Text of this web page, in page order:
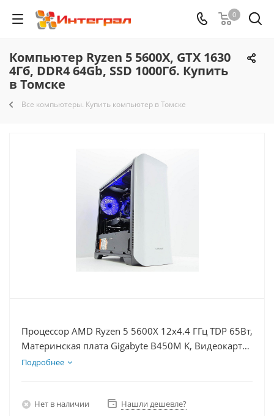
0
Компьютер Ryzen 5 5600X, GTX 1630
4Гб, DDR4 64Gb, SSD 1000Гб. Купить
в Томске
Все компьютеры. Купить компьютер в Томске
Процессор AMD Ryzen 5 5600X 12x4.4 ГГц TDP 65Вт,
Материнская плата Gigabyte B450M K, Видеокарта
GTX 1630 4Гб, Память DDR4 64Gb, Диски SSD
Подробнее
Нет в наличии Нашли дешевле?